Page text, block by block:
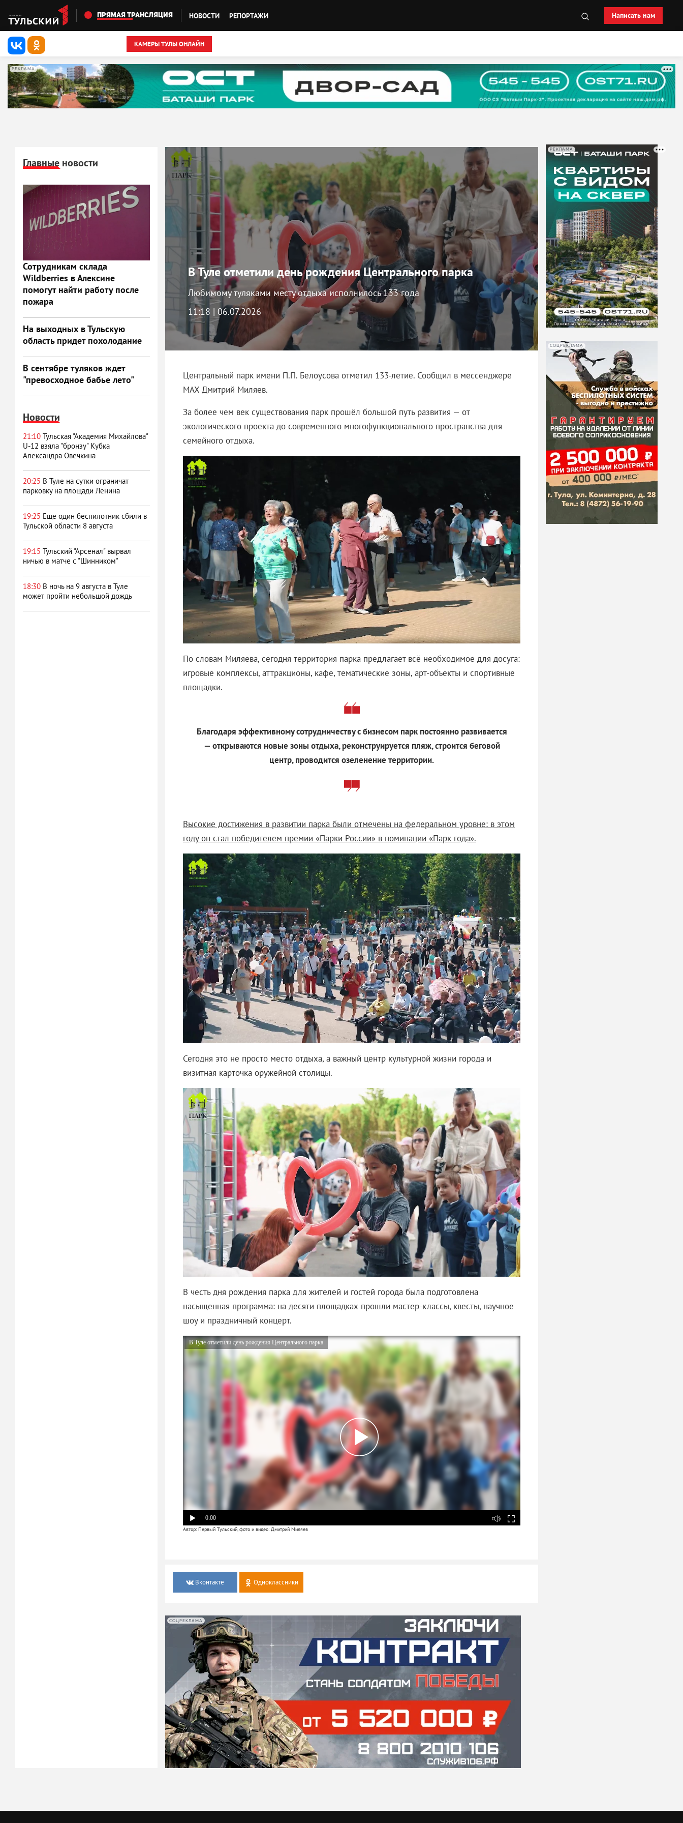
Перейти к основному содержанию
ПРЯМАЯ ТРАНСЛЯЦИЯ НОВОСТИ РЕПОРТАЖИ Написать нам
КАМЕРЫ ТУЛЫ ОНЛАЙН
РЕКЛАМА
Главные новости
Сотрудникам склада
Wildberries в Алексине
помогут найти работу после
пожара
На выходных в Тульскую
область придет похолодание
В сентябре туляков ждет
"превосходное бабье лето"
Новости
21:10 Тульская "Академия Михайлова"
U-12 взяла "бронзу" Кубка
Александра Овечкина
20:25 В Туле на сутки ограничат
парковку на площади Ленина
19:25 Еще один беспилотник сбили в
Тульской области 8 августа
19:15 Тульский "Арсенал" вырвал
ничью в матче с "Шинником"
18:30 В ночь на 9 августа в Туле
может пройти небольшой дождь
В Туле отметили день рождения Центрального парка
Любимому туляками месту отдыха исполнилось 133 года
11:18 | 06.07.2026
Центральный парк имени П.П. Белоусова отметил 133-летие. Сообщил в мессенджере
MAX Дмитрий Миляев.
За более чем век существования парк прошёл большой путь развития — от
экологического проекта до современного многофункционального пространства для
семейного отдыха.
По словам Миляева, сегодня территория парка предлагает всё необходимое для досуга:
игровые комплексы, аттракционы, кафе, тематические зоны, арт-объекты и спортивные
площадки.
Благодаря эффективному сотрудничеству с бизнесом парк постоянно развивается
— открываются новые зоны отдыха, реконструируется пляж, строится беговой
центр, проводится озеленение территории.
Высокие достижения в развитии парка были отмечены на федеральном уровне: в этом
году он стал победителем премии «Парки России» в номинации «Парк года».
Сегодня это не просто место отдыха, а важный центр культурной жизни города и
визитная карточка оружейной столицы.
В честь дня рождения парка для жителей и гостей города была подготовлена
насыщенная программа: на десяти площадках прошли мастер-классы, квесты, научное
шоу и праздничный концерт.
В Туле отметили день рождения Центрального парка
0:00
Автор: Первый Тульский, фото и видео: Дмитрий Миляев
Вконтакте Одноклассники
СОЦРЕКЛАМА
РЕКЛАМА
СОЦРЕКЛАМА